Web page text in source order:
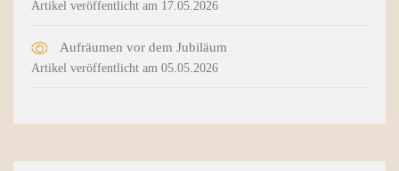
Artikel veröffentlicht am 17.05.2026
Aufräumen vor dem Jubiläum
Artikel veröffentlicht am 05.05.2026